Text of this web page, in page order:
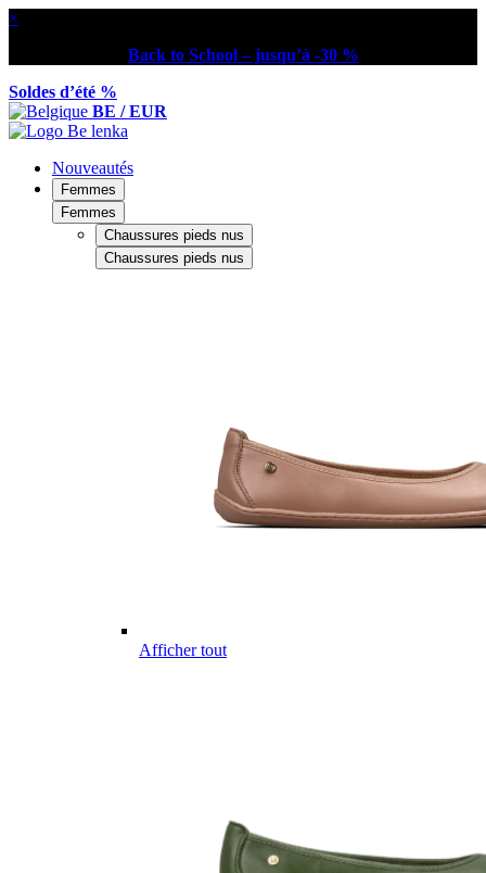
×
Back to School – jusqu’à -30 %
Soldes d’été %
BE / EUR
Nouveautés
Femmes
Femmes
Chaussures pieds nus
Chaussures pieds nus
Afficher tout